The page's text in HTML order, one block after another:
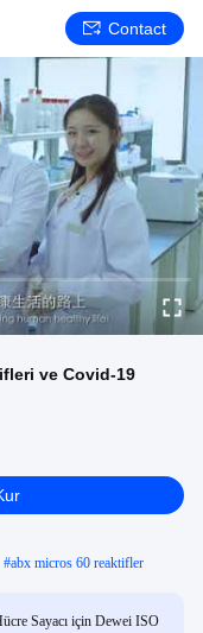
Contact
ve Covid-19
#abx micros 60 reaktifler
Sayacı için Dewei ISO